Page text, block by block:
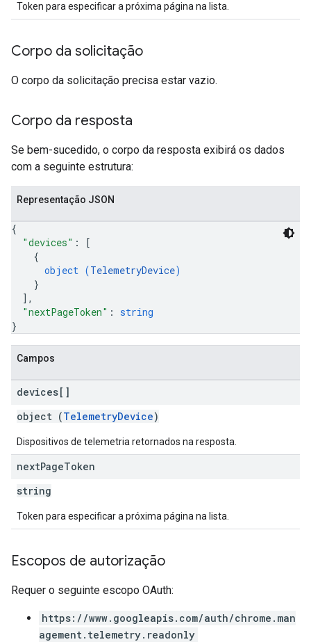
Token para especificar a próxima página na lista.
Corpo da solicitação
O corpo da solicitação precisa estar vazio.
Corpo da resposta
Se bem-sucedido, o corpo da resposta exibirá os dados
com a seguinte estrutura:
Representação JSON
{
"devices" :
[
{
object (TelemetryDevice)
}
] ,
"nextPageToken" : string
}
Campos
devices[]
object (TelemetryDevice)
Dispositivos de telemetria retornados na resposta.
nextPageToken
string
Token para especificar a próxima página na lista.
Escopos de autorização
Requer o seguinte escopo OAuth:
https://www.googleapis.com/auth/chrome.man
agement.telemetry.readonly